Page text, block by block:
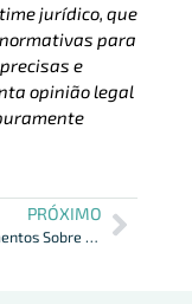
jurídico, que
para
e
opinião legal
PRÓXIMO
Esclarecimentos Sobre Preenchimento de Informe Diário